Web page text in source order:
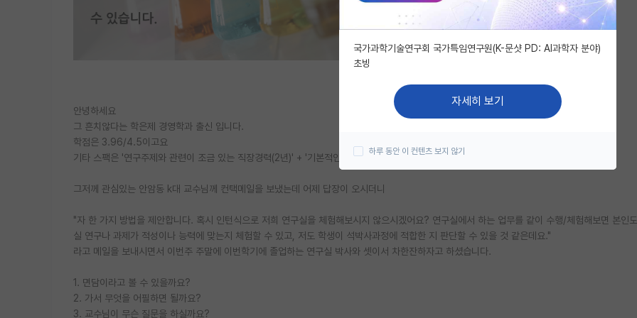
안녕하세요
그 흔치않다는 학은제 경영학과 출신 입니다.
학점은 3.96/4.5이고요
기타 스팩은 '연구주제와 관련이 조금 있는 직장경력(2년)' + '기본적인 프로그래밍( python,r,sql등등) 실력?' 정도입니다.
그저께 관심있는 안암동 k대 교수님께 컨택메일을 보냈는데 어제 답장이 오시더니
"자 한 가지 방법을 제안합니다. 혹시 인턴식으로 저희 연구실을 체험해보시지 않으시겠어요? 연구실에서 하는 업무를 같이 수행/체험해보면 본인
실 연구나 과제가 적성이나 능력에 맞는지 체험할 수 있고, 저도 학생이 석박사과정에 적합한 지 판단할 수 있을 것 같은데요."
라고 메일을 보내시면서 이번주 주말에 이번학기에 졸업하는 연구실 박사와 셋이서 차한잔하자고 하셨습니다.
1. 면담이라고 볼 수 있을까요?
2. 가서 무엇을 어필하면 될까요?
3. 교수님이 무슨 질문을 하실까요?
국가과학기술연구회 국가특임연구원(K-문샷 PD: AI과학자 분야)
초빙
자세히 보기
하루 동안 이 컨텐츠 보지 않기